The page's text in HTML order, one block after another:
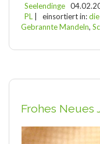
Seelendinge
PL
einsortiert in:
Gebrannte Mandeln,
Frohes Neues